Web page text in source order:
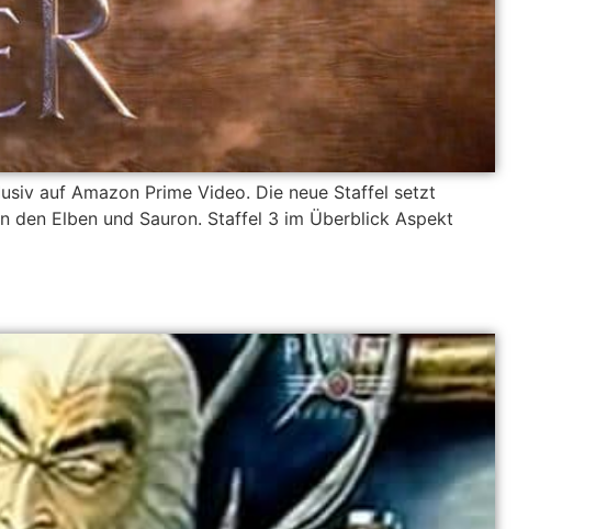
auf Amazon Prime Video. Die neue Staffel setzt
den Elben und Sauron. Staffel 3 im Überblick Aspekt